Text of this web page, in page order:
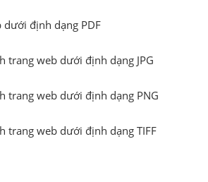
định dạng PDF
trang web dưới định dạng JPG
trang web dưới định dạng PNG
trang web dưới định dạng TIFF